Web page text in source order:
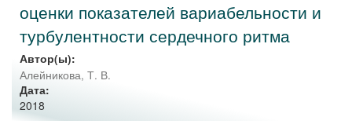
оценки показателей вариабельности и
турбулентности сердечного ритма
Автор(ы):
Алейникова, Т. В.
Дата:
2018